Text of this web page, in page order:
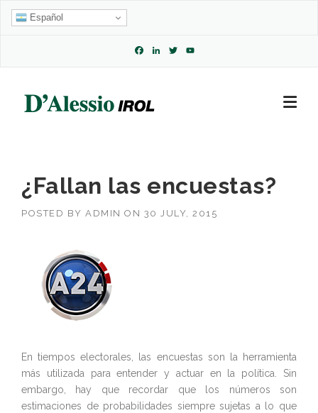
Skip
Español
Facebook
LinkedIn
Twitter
¿Fallan las encuestas?
POSTED BY ADMIN ON 30 JULY, 2015
En tiempos electorales, las encuestas son la herramienta
más utilizada para entender y actuar en la política. Sin
embargo, hay que recordar que los números son
estimaciones de probabilidades siempre sujetas a lo que